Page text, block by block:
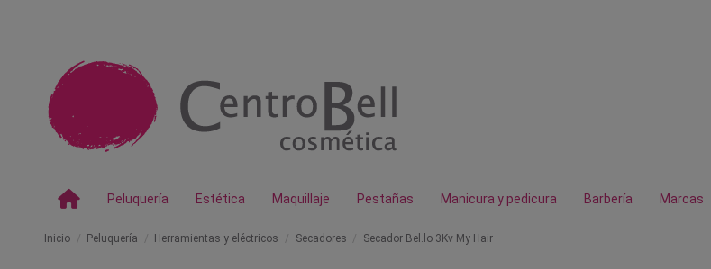
Peluquería Estética Maquillaje Pestañas Manicura y pedicura Barbería Marcas
Inicio Peluquería Herramientas y eléctricos Secadores Secador Bel.lo 3Kv My Hair